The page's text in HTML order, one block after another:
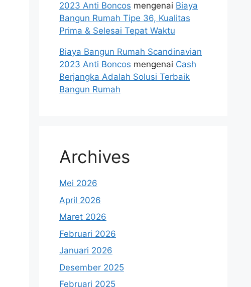
2023 Anti Boncos mengenai Biaya
Bangun Rumah Tipe 36, Kualitas
Prima & Selesai Tepat Waktu
Biaya Bangun Rumah Scandinavian
2023 Anti Boncos mengenai Cash
Berjangka Adalah Solusi Terbaik
Bangun Rumah
Archives
Mei 2026
April 2026
Maret 2026
Februari 2026
Januari 2026
Desember 2025
Februari 2025